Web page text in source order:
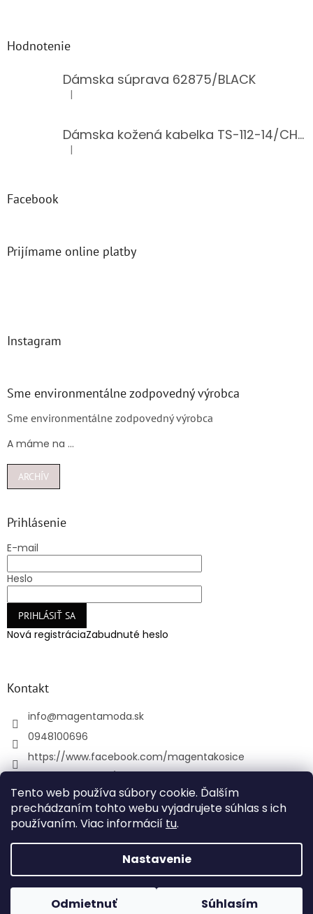
Tento web používa súbory cookie. Ďalším
prechádzaním tohto webu vyjadrujete súhlas s ich
používaním. Viac informácií tu.
Nastavenie
Odmietnuť Súhlasím
Hodnotenie
Dámska súprava 62875/BLACK
Hodnotenie produktu je 5 z 5 hviezdičiek.
|
Dámska kožená kabelka TS-112-14/CHOCO
Hodnotenie produktu je 5 z 5 hviezdičiek.
|
Facebook
Prijímame online platby
Instagram
Sme environmentálne zodpovedný výrobca
Sme environmentálne zodpovedný výrobca
A máme na ...
ARCHÍV
Prihlásenie
E-mail
Heslo
PRIHLÁSIŤ SA
Nová registráciaZabudnuté heslo
Kontakt
info@magentamoda.sk
0948100696
https://www.facebook.com/magentakosice
+421948100696
Copyright 2026MAGENTAMODA. Všetky práva
vyhradené.
Upraviť nastavenie cookies